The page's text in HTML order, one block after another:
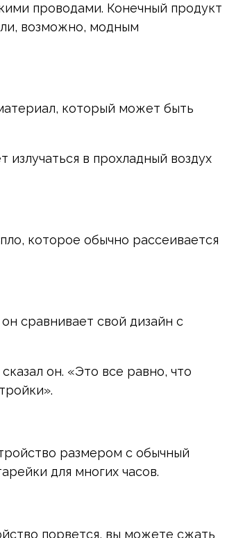
проводами. Конечный продукт
возможно, модным
который может быть
в прохладный воздух
которое обычно рассеивается
сравнивает свой дизайн с
он. «Это все равно, что
размером с обычный
для многих часов.
порвется, вы можете сжать